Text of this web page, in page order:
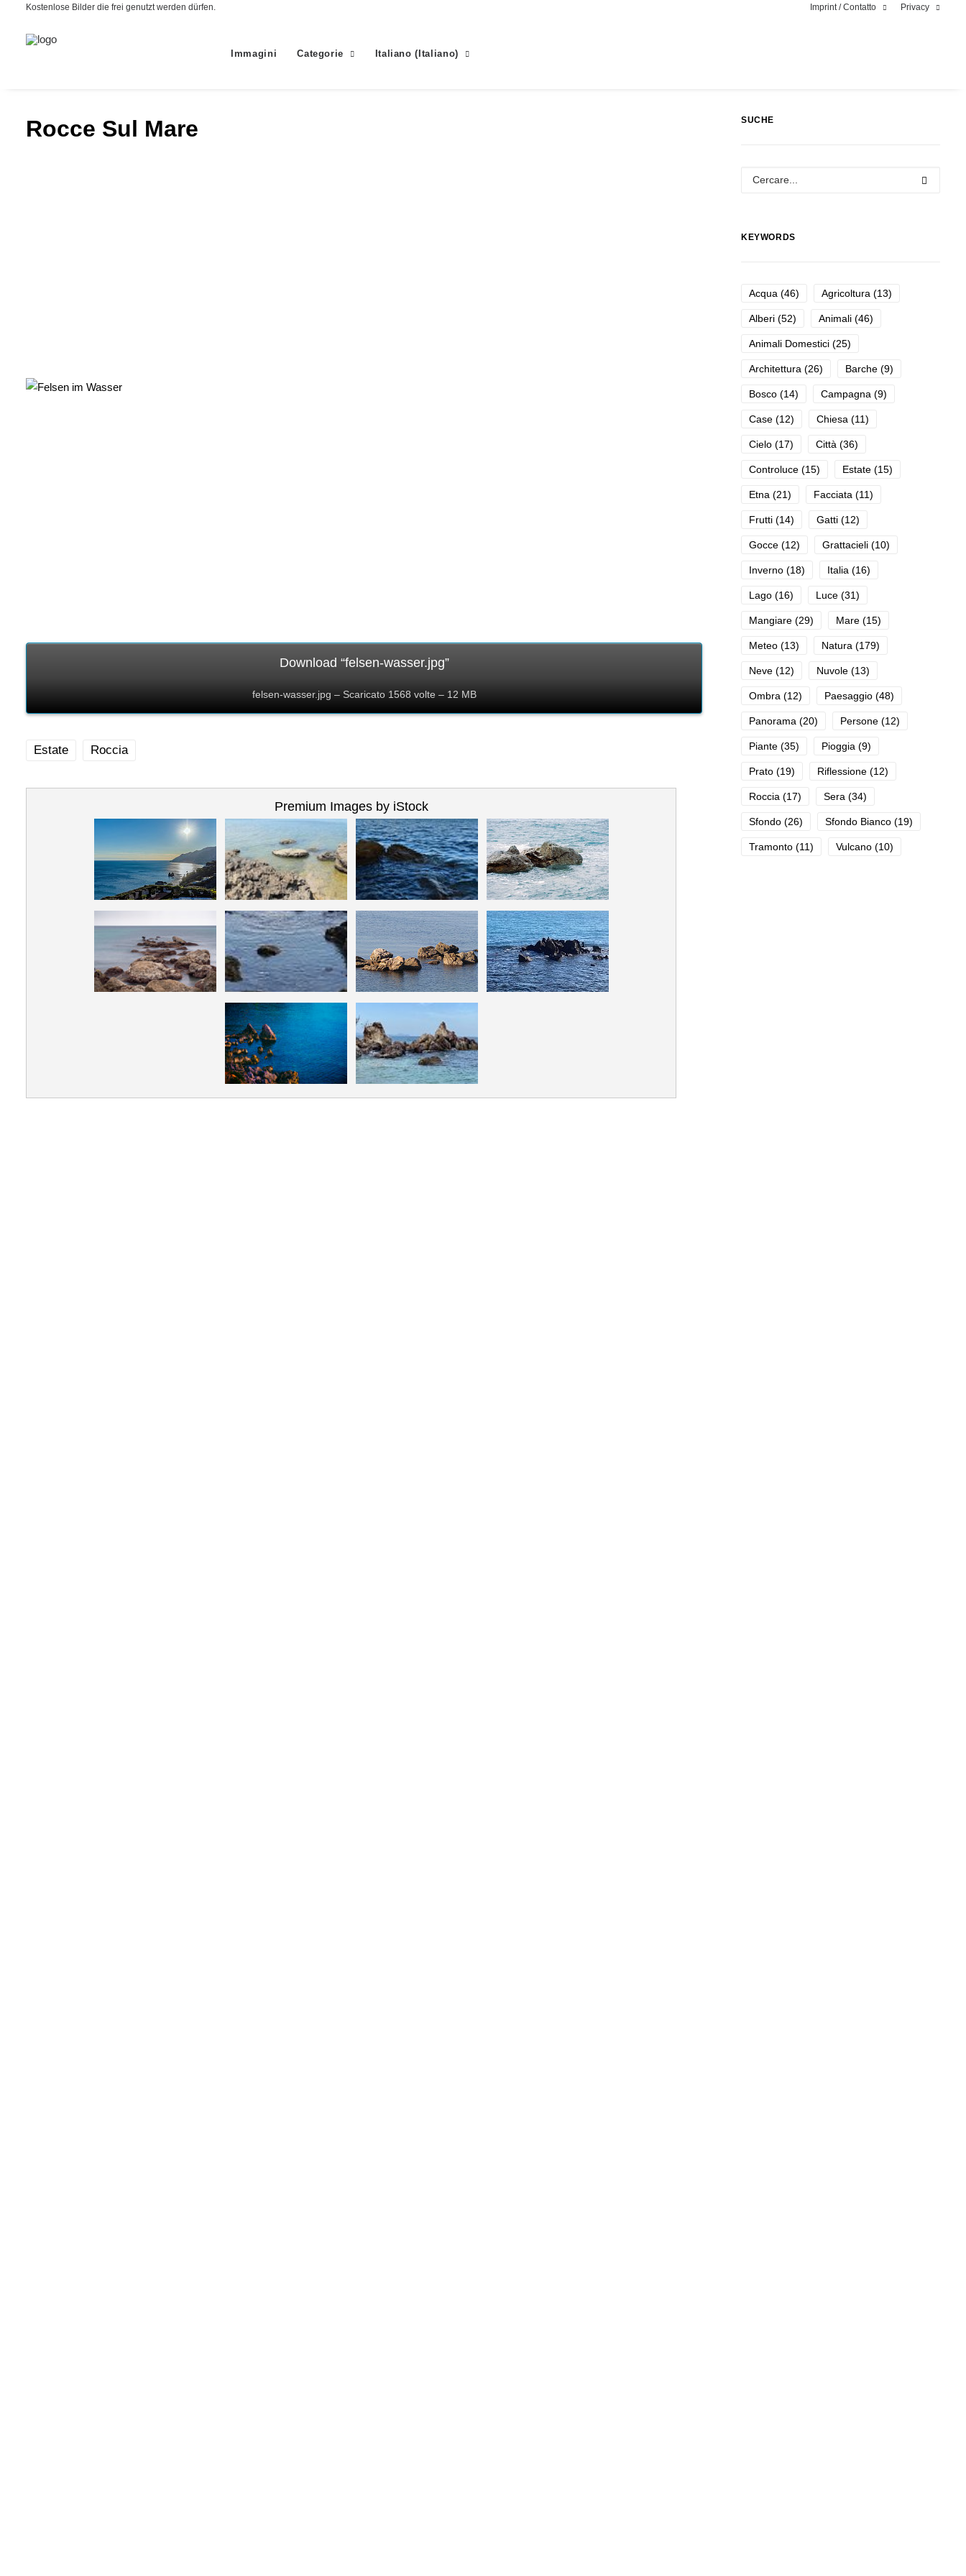
Kostenlose Bilder die frei genutzt werden dürfen. Imprint / Contatto Privacy
Immagini Categorie Italiano (Italiano)
Rocce Sul Mare
Download “felsen-wasser.jpg”
felsen-wasser.jpg – Scaricato 1568 volte – 12 MB
Estate Roccia
Premium Images by iStock
SUCHE
KEYWORDS
Acqua (46) Agricoltura (13)
Alberi (52) Animali (46)
Animali Domestici (25)
Architettura (26) Barche (9)
Bosco (14) Campagna (9)
Case (12) Chiesa (11)
Cielo (17) Città (36)
Controluce (15) Estate (15)
Etna (21) Facciata (11)
Frutti (14) Gatti (12)
Gocce (12) Grattacieli (10)
Inverno (18) Italia (16)
Lago (16) Luce (31)
Mangiare (29) Mare (15)
Meteo (13) Natura (179)
Neve (12) Nuvole (13)
Ombra (12) Paesaggio (48)
Panorama (20) Persone (12)
Piante (35) Pioggia (9)
Prato (19) Riflessione (12)
Roccia (17) Sera (34)
Sfondo (26) Sfondo Bianco (19)
Tramonto (11) Vulcano (10)